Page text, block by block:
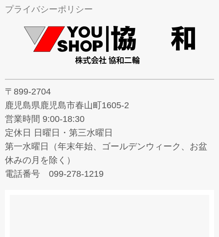
プライバシーポリシー
〒899-2704
鹿児島県鹿児島市春山町1605-2
営業時間 9:00-18:30
定休日 日曜日・第三水曜日
第一水曜日（年末年始、ゴールデンウィーク、お盆
休みの月を除く）
電話番号 099-278-1219